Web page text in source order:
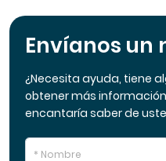
Envíanos un
¿Necesita ayuda, tiene
obtener más
encantaría saber de